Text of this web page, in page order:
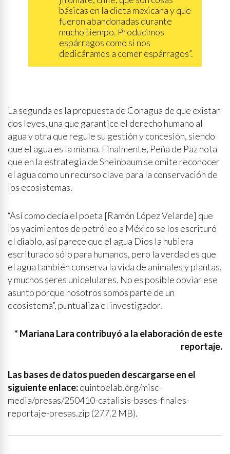
básicas en la dieta mexicana y que
fueron abandonadas durante
mucho tiempo. Producimos
espárragos como si nos
dedicáramos a comer espárragos”.
La segunda es la propuesta de Conagua de que existan
dos leyes, una que garantice el derecho humano al
agua y otra que regule su gestión y concesión, siendo
que el agua es la misma. Finalmente, Peña de Paz nota
que en la estrategia de Sheinbaum se omite reconocer
el agua como un recurso clave para la conservación de
los ecosistemas.
“Así como decía el poeta [Ramón López Velarde] que
los yacimientos de petróleo a México se los escrituró
el diablo, así parece que el agua Dios la hubiera
escriturado sólo para humanos, pero la verdad es que
el agua también conserva la vida de animales y plantas,
y muchos seres unicelulares. No es posible obviar ese
asunto porque nosotros somos parte de un
ecosistema”, puntualiza el investigador.
* Mariana Lara contribuyó a la elaboración de este
reportaje.
Las bases de datos pueden descargarse en el
siguiente enlace:quintoelab.org/misc-
media/presas/250410-catalisis-bases-finales-
reportaje-presas.zip (277.2 MB).